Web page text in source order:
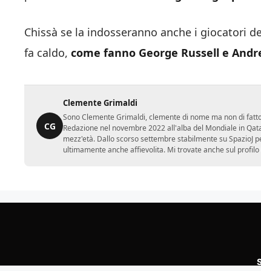
Chissà se la indosseranno anche i giocatori
fa caldo, come fanno George Russell e
CG
Clemente Grimaldi
Sono Clemente Grimaldi, clemente di nome ma non di
Redazione nel novembre 2022 all'alba del Mondiale in
mezz'età. Dallo scorso settembre stabilmente su SpazioJ
ultimamente anche affievolita. Mi trovate anche sul